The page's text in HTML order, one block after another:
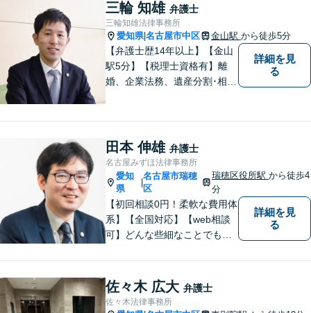
った対応・解決を目指しま
す。ぜひ、お気軽にご相談く
ださい。
三輪 知雄 弁護士
三輪知雄法律事務所
愛知県|名古屋市中区 金山駅 から徒歩5分
【弁護士歴14年以上】【金山
駅5分】【税理士資格有】離
婚、企業法務、遺産分割･相続
解決。【公式LINE】連絡も便
利！お気軽にご相談くださ
い！
詳細を見
る
田本 伸雄 弁護士
名古屋みずほ法律事務所
愛知
県
名古屋市瑞穂
区
瑞穂区役所駅から徒歩4
分
【初回相談0円！柔軟な費用体
系】【全国対応】【web相談
可】どんな些細なことでもお
ターネット／削除請求や開示
請求、利用規約などのトラブ
ルはお任せ！相続／感情面の
納得感を重視します。
詳細を見
る
佐々木 広大 弁護士
佐々木法律事務所